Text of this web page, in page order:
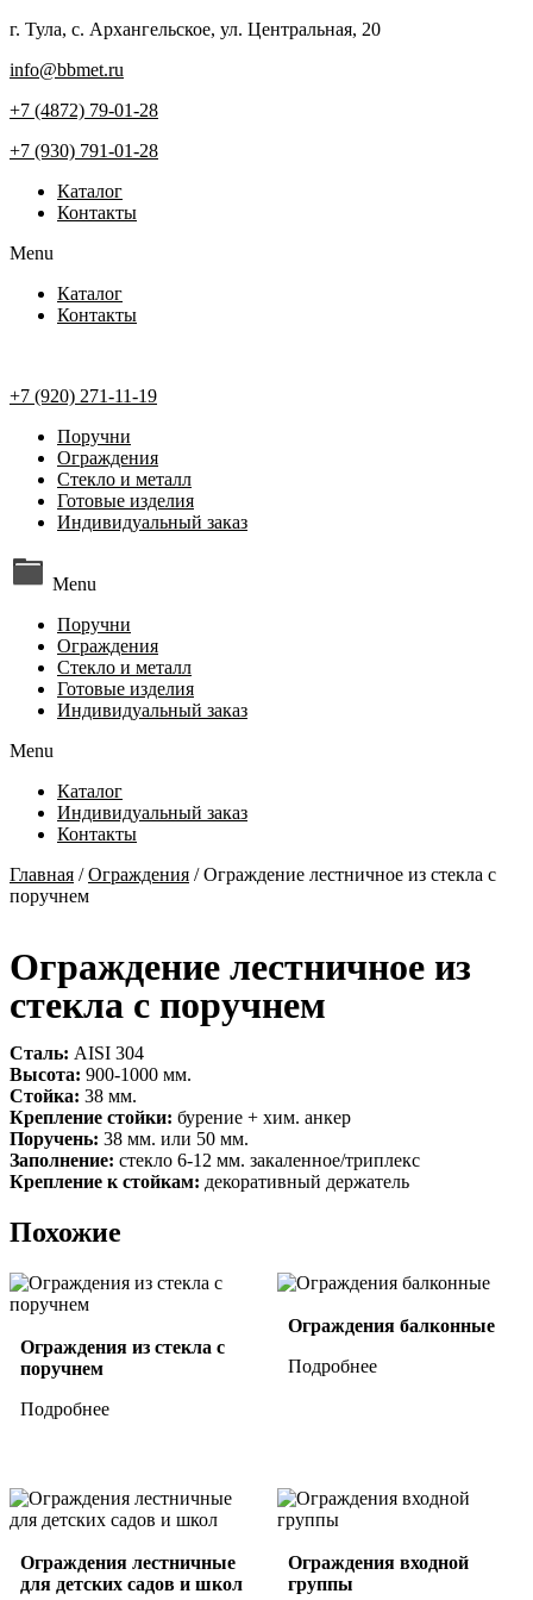
Перейти
содержимому
г. Тула, с. Архангельское, ул. Центральная, 20
info@bbmet.ru
+7 (4872) 79-01-28
+7 (930) 791-01-28
Каталог
Контакты
Menu
Каталог
Контакты
+7 (920) 271-11-19
Поручни
Ограждения
Стекло и металл
Готовые изделия
Индивидуальный заказ
Menu
Поручни
Ограждения
Стекло и металл
Готовые изделия
Индивидуальный заказ
Menu
Каталог
Индивидуальный заказ
Контакты
Главная /Ограждения / Ограждение лестничное из стекла с
поручнем
Ограждение лестничное из
стекла с поручнем
Сталь: AISI 304
Высота: 900-1000 мм.
Стойка: 38 мм.
Крепление стойки: бурение + хим. анкер
Поручень: 38 мм. или 50 мм.
Заполнение: стекло 6-12 мм. закаленное/триплекс
Крепление к стойкам: декоративный держатель
Похожие
Ограждения из стекла с
поручнем
Подробнее
Ограждения балконные
Подробнее
Ограждения лестничные
для детских садов и школ
Ограждения входной
группы